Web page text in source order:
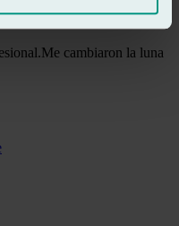
cambiaron la luna